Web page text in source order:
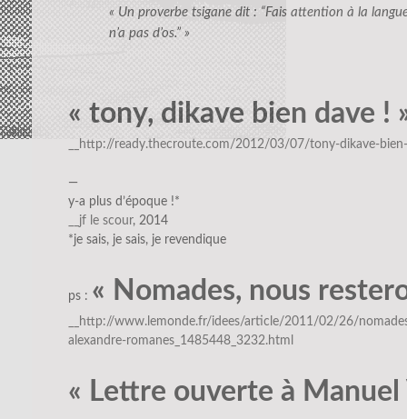
« Un proverbe tsigane dit : “Fais attention à la
n’a pas d’os.” »
« tony, dikave bien dave !
__http://ready.thecroute.com/2012/03/07/tony-dikave-
—
y-a plus d’époque !*
__jf le scour, 2014
*je sais, je sais, je revendique
ps : « Nomades, nous
__http://www.lemonde.fr/idees/article/2011/02/26/
alexandre-romanes_1485448_3232.html
« Lettre ouverte à Manuel